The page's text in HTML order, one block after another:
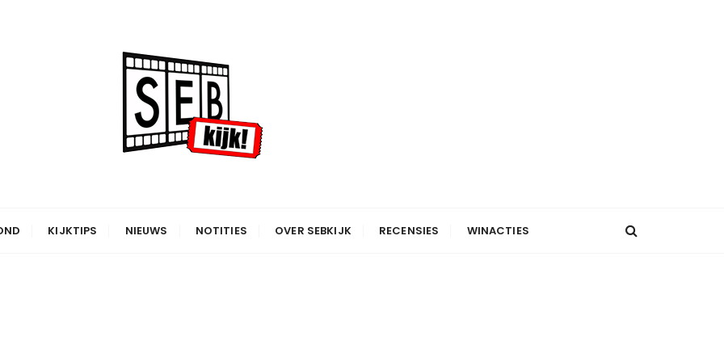
KIJKTIPS NIEUWS NOTITIES OVER SEBKIJK RECENSIES WINACTIES